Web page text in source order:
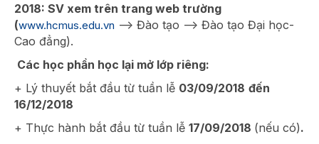
2018: SV xem trên trang web trường
(www.hcmus.edu.vn –> Đào tạo –> Đào tạo Đại học-
Cao đẳng).
Các học phần học lại mở lớp riêng:
+ Lý thuyết bắt đầu từ tuần lễ 03/09/2018 đến
16/12/2018
+ Thực hành bắt đầu từ tuần lễ 17/09/2018 (nếu có).